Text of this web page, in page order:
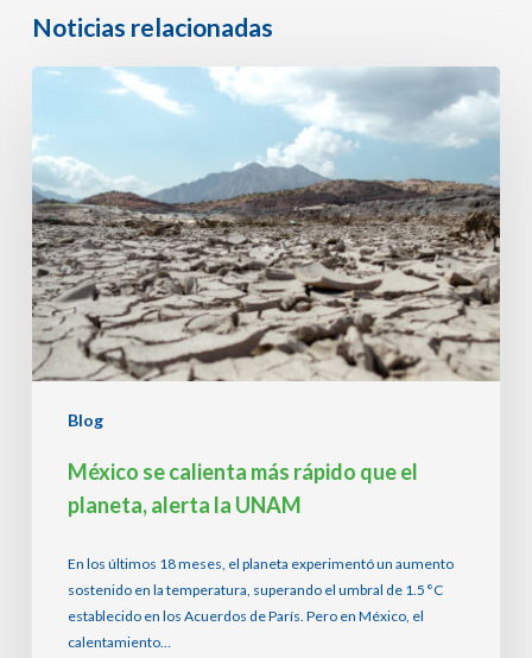
Noticias relacionadas
Blog
México
calienta
más
rápido
que
el
planeta,
alerta
la
UNAM
México se calienta más rápido que el
planeta, alerta la UNAM
En los últimos 18 meses, el planeta experimentó un aumento
sostenido en la temperatura, superando el umbral de 1.5 °C
establecido en los Acuerdos de París. Pero en México, el
calentamiento…